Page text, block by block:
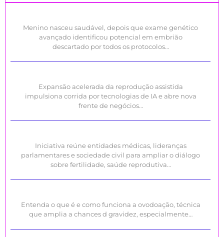
Menino nasceu saudável, depois que exame genético
avançado identificou potencial em embrião
descartado por todos os protocolos…
Expansão acelerada da reprodução assistida
impulsiona corrida por tecnologias de IA e abre nova
frente de negócios…
Iniciativa reúne entidades médicas, lideranças
parlamentares e sociedade civil para ampliar o diálogo
sobre fertilidade, saúde reprodutiva…
Entenda o que é e como funciona a ovodoação, técnica
que amplia a chances d gravidez, especialmente…